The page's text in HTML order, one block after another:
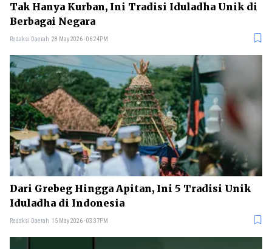
Tak Hanya Kurban, Ini Tradisi Iduladha Unik di
Berbagai Negara
Redaksi Daerah 28 May 2026 - 06:24PM
Dari Grebeg Hingga Apitan, Ini 5 Tradisi Unik
Iduladha di Indonesia
Redaksi Daerah 15 May 2026 - 03:37PM